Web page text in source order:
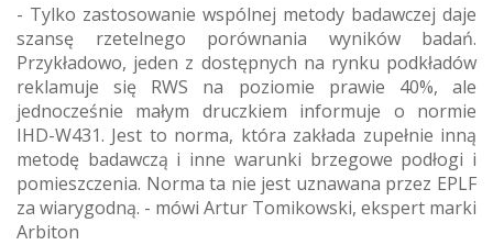
- Tylko zastosowanie wspólnej metody badawczej daje
szansę rzetelnego porównania wyników badań.
Przykładowo, jeden z dostępnych na rynku podkładów
reklamuje się RWS na poziomie prawie 40%, ale
jednocześnie małym druczkiem informuje o normie
IHD-W431. Jest to norma, która zakłada zupełnie inną
metodę badawczą i inne warunki brzegowe podłogi i
pomieszczenia. Norma ta nie jest uznawana przez EPLF
za wiarygodną. - mówi Artur Tomikowski, ekspert marki
Arbiton